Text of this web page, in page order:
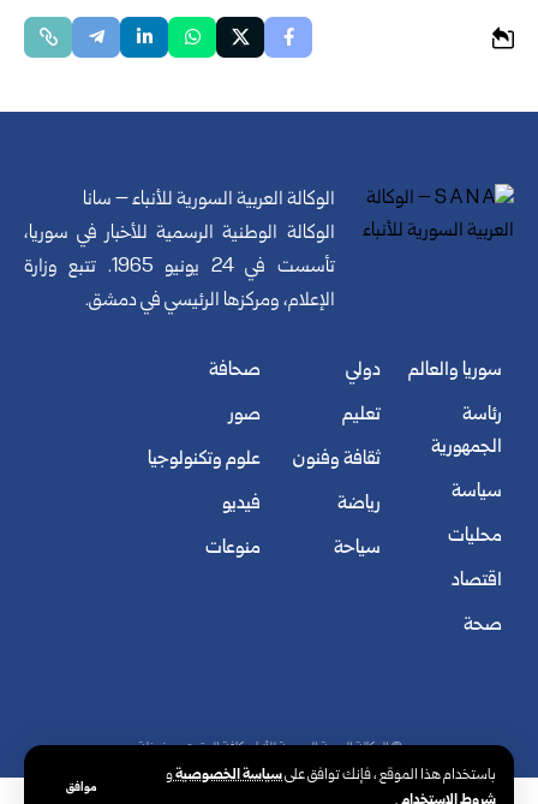
باستخدام هذا الموقع ، فإنك توافق علىسياسة الخصوصيةو
موافق
الوكالة العربية السورية للأنباء – سانا
الوكالة الوطنية الرسمية للأخبار في سوريا،
تأسست في 24 يونيو 1965. تتبع وزارة
الإعلام، ومركزها الرئيسي في دمشق.
سوريا والعالم
رئاسة
الجمهورية
سياسة
محليات
اقتصاد
صحة
دولي
تعليم
ثقافة وفنون
رياضة
سياحة
صحافة
صور
علوم وتكنولوجيا
فيديو
منوعات
© الوكالة العربية السورية للأنباء. كافة الحقوق محفوظة.